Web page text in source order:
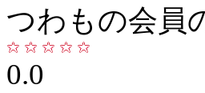
つわもの会員
0.0